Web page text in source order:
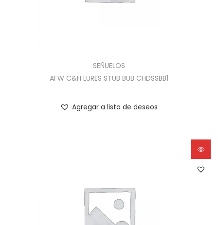
SEÑUELOS
AFW C&H LURES STUB BUB CHDSSBB1
Agregar a lista de deseos